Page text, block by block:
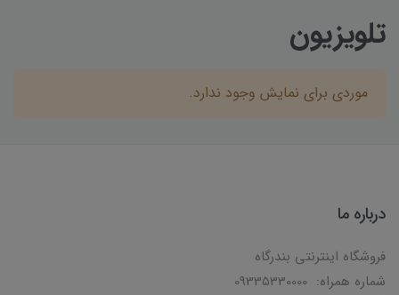
تلویزیون
موردی برای نمایش وجود ندارد.
درباره ما
فروشگاه اینترنتی بندرگاه
شماره همراه: 09335330000